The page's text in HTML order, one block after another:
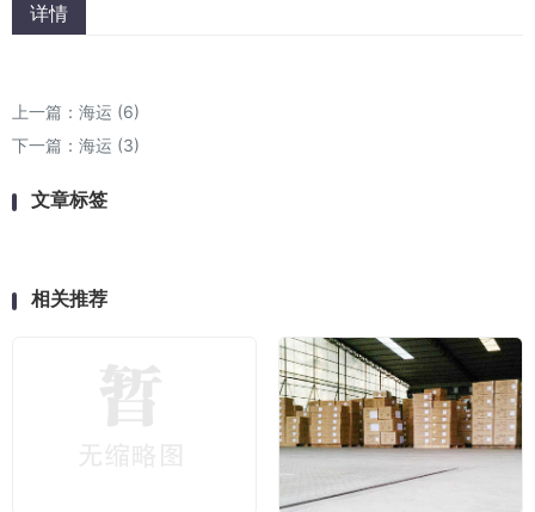
详情
上一篇： 海运 (6)
下一篇： 海运 (3)
文章标签
相关推荐